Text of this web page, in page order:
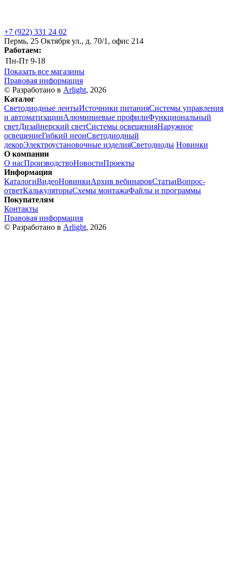
+7 (922) 331 24 02
Пермь, 25 Октября ул., д. 70/1, офис 214
Работаем:
Пн-Пт 9-18
Показать все магазины
Правовая информация
© Разработано в Arlight, 2026
Каталог
Светодиодные лентыИсточники питанияСистемы управления
и автоматизацииАлюминиевые профилиФункциональный
светДизайнерский светСистемы освещенияНаружное
освещениеГибкий неонСветодиодный
декорЭлектроустановочные изделияСветодиоды Новинки
О компании
О насПроизводствоНовостиПроекты
Информация
КаталогиВидеоНовинкиАрхив вебинаровСтатьиВопрос-
ответКалькуляторыСхемы монтажаФайлы и программы
Покупателям
Контакты
Правовая информация
© Разработано в Arlight, 2026